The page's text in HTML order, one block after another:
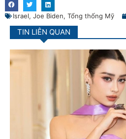
Israel, Joe Biden, Tổng thống Mỹ
TIN LIÊN QUAN